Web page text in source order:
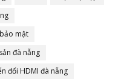
bảo mật
đà nẵng
đổi HDMI đà nẵng